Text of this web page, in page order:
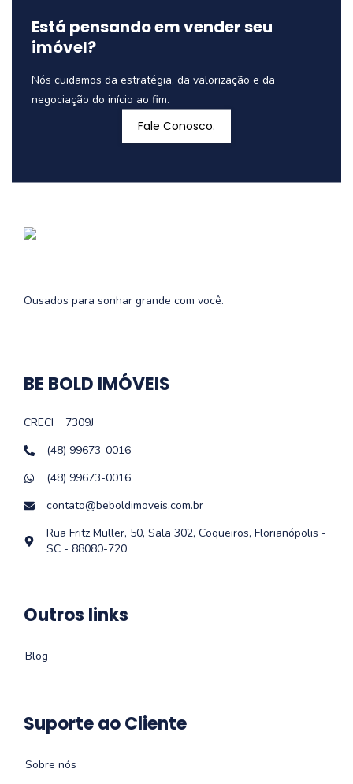
Está pensando em vender seu
imóvel?
Nós cuidamos da estratégia, da valorização e da
negociação do início ao fim.
Fale Conosco.
Ousados para sonhar grande com você.
BE BOLD IMÓVEIS
CRECI
7309J
(48) 99673-0016
(48) 99673-0016
contato@beboldimoveis.com.br
Rua Fritz Muller, 50, Sala 302, Coqueiros, Florianópolis -
SC - 88080-720
Outros links
Blog
Suporte ao Cliente
Sobre nós